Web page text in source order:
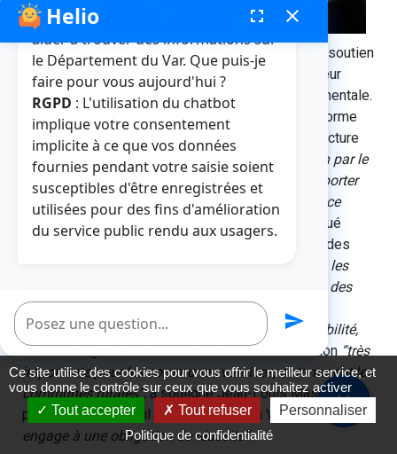
départemental du Var ont de nouveau affirmé leur soutien
aux communes varoises, notamment en ancrant leur
intention de créer une agence technique départementale.
Dénommée Var ingénierie et constituée sous la forme
d’un établissement public administratif, cette structure
“fonctionnera avec des moyens mis à disposition par le
Conseil départemental et aura la possibilité d’apporter
aux collectivités qui la composent toute assistance
d’ordre technique, juridique ou financier”
, a expliqué
Marc Lauriol, conseiller départemental en charge des
“Elle pourra intervenir dans les
domaines de l'assainissement et de la protection des
ressources en eau, des milieux aquatiques et de
prévention des inondations, de la voirie, de la mobilité,
de l'aménagement et de l'habitat”. Une délibération “très
importante pour les communes varoises, notamment les
communes rurales”, a souligné Jean-Louis Masson,
président du Conseil départemental du Var.“Elle nous
engage à une obligation de réussite”.
close
Helio fenêtre de chatbot
fullscreen close
Bonjour, je suis Helio. Je peux vous
aider à trouver des informations sur
le Département du Var. Que puis-je
faire pour vous aujourd'hui ?
RGPD : L'utilisation du chatbot
implique votre consentement
implicite à ce que vos données
fournies pendant votre saisie soient
susceptibles d'être enregistrées et
utilisées pour des fins d'amélioration
du service public rendu aux usagers.
Poser une question send
Ce site utilise des cookies pour vous offrir le meilleur service, et
vous donne le contrôle sur ceux que vous souhaitez activer
Tout accepter
Tout refuser
Personnaliser
Politique de confidentialité